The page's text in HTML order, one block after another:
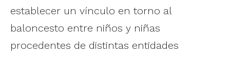
establecer un vínculo en torno al
baloncesto entre niños y niñas
procedentes de distintas entidades